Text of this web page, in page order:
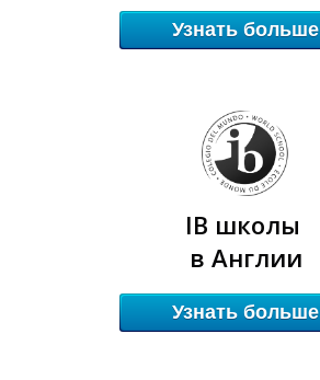
О
Узнать больше
IB школы
в Англии
Узнать больше
О